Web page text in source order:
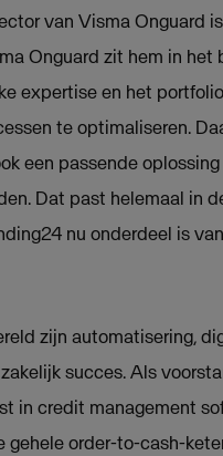
van Visma
Onguard zit hem in
expertise en het
te optimaliseren.
een passende
Dat past helemaal in
nu onderdeel is
zijn automatisering,
succes. Als
in credit management
gehele order-to-cash-